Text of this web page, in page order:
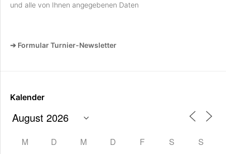
und alle von Ihnen angegebenen Daten
➔ Formular Turnier-Newsletter
Kalender
M D M D F S S